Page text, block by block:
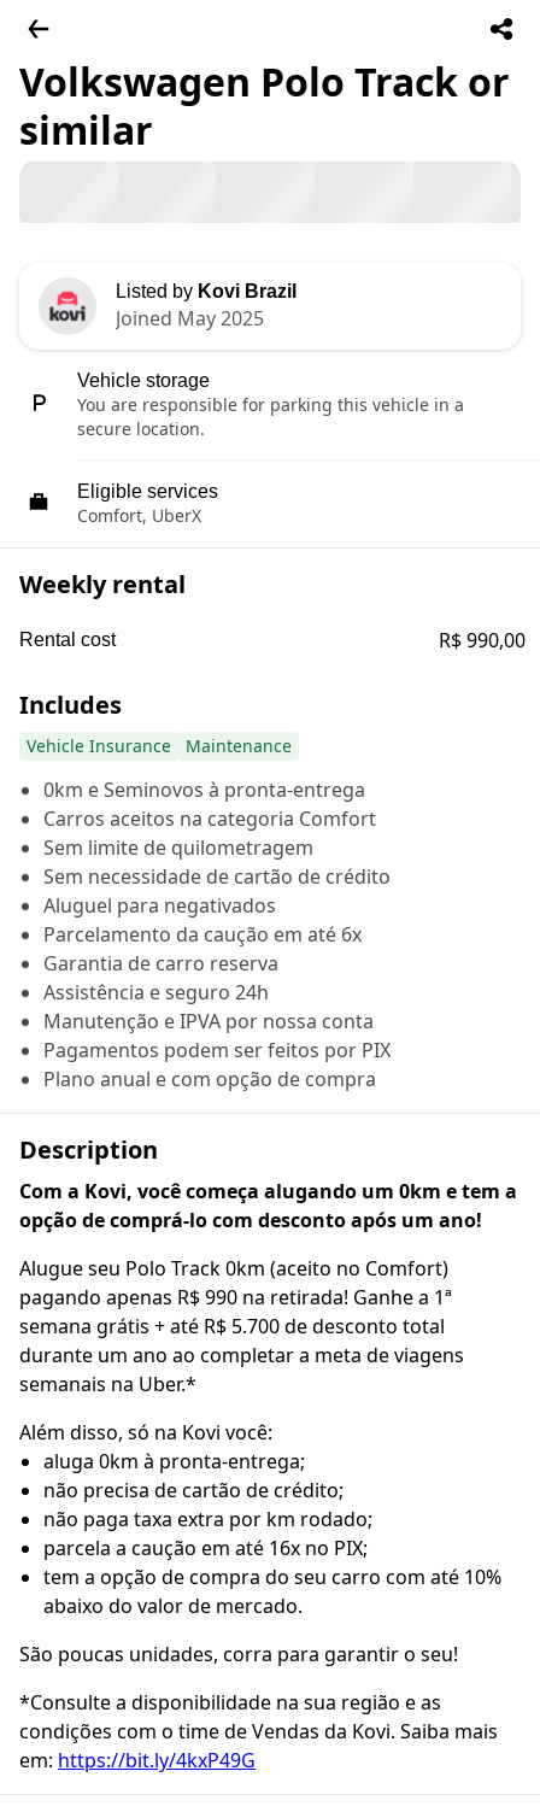
Volkswagen Polo Track or
similar
Listed by Kovi Brazil
Joined May 2025
Vehicle storage
You are responsible for parking this vehicle in a
secure location.
Eligible services
Comfort, UberX
Weekly rental
Rental cost R$ 990,00
Includes
Vehicle Insurance Maintenance
0km e Seminovos à pronta-entrega
Carros aceitos na categoria Comfort
Sem limite de quilometragem
Sem necessidade de cartão de crédito
Aluguel para negativados
Parcelamento da caução em até 6x
Garantia de carro reserva
Assistência e seguro 24h
Manutenção e IPVA por nossa conta
Pagamentos podem ser feitos por PIX
Plano anual e com opção de compra
Description
Com a Kovi, você começa alugando um 0km e tem a
opção de comprá-lo com desconto após um ano!
Alugue seu Polo Track 0km (aceito no Comfort)
pagando apenas R$ 990 na retirada! Ganhe a 1ª
semana grátis + até R$ 5.700 de desconto total
durante um ano ao completar a meta de viagens
semanais na Uber.*
Além disso, só na Kovi você:
aluga 0km à pronta-entrega;
não precisa de cartão de crédito;
não paga taxa extra por km rodado;
parcela a caução em até 16x no PIX;
tem a opção de compra do seu carro com até 10%
abaixo do valor de mercado.
São poucas unidades, corra para garantir o seu!
*Consulte a disponibilidade na sua região e as
condições com o time de Vendas da Kovi. Saiba mais
em: https://bit.ly/4kxP49G